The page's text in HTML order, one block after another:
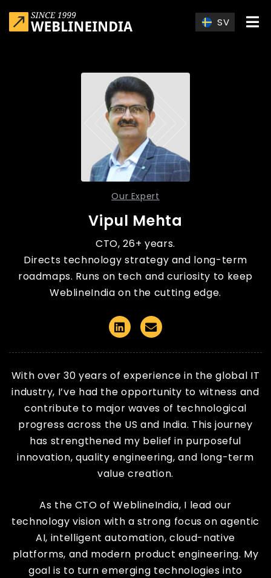
SV
Our Expert
Vipul Mehta
CTO, 26+ years.
Directs technology strategy and long-term
roadmaps. Runs on tech and curiosity to keep
WeblineIndia on the cutting edge.
LinkedinEmail
With over 30 years of experience in the global IT
industry, I’ve had the opportunity to witness and
contribute to major waves of technological
progress across the US and India. This journey
has strengthened my belief in purposeful
innovation, quality engineering, and long-term
value creation.
As the CTO of WeblineIndia, I lead our
technology vision with a strong focus on agentic
AI, intelligent automation, cloud-native
platforms, and modern product engineering. My
goal is to turn emerging technologies into